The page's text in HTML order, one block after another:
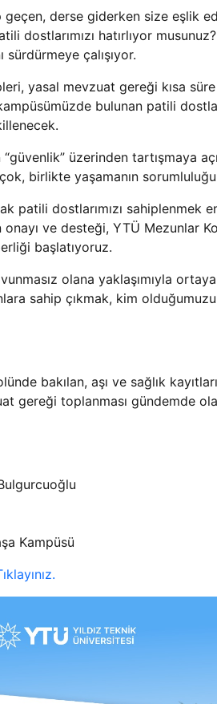
geçen, derse giderken size eşlik
dostlarımızı hatırlıyor
sürdürmeye çalışıyor.
yasal mevzuat gereği kısa
bulunan patili
üzerinden tartışmaya
birlikte yaşamanın
patili dostlarımızı sahiplenmek
ve desteği, YTÜ Mezunlar
başlatıyoruz.
olana yaklaşımıyla
sahip çıkmak, kim
bakılan, aşı ve sağlık
gereği toplanması gündemde
Kampüsü